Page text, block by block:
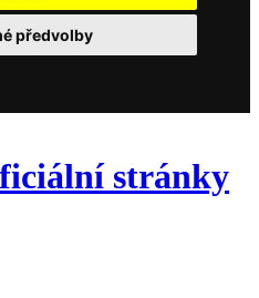
předvolby
stránky